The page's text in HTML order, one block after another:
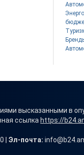
высказанными в
ссылка https://
| Эл-почта: